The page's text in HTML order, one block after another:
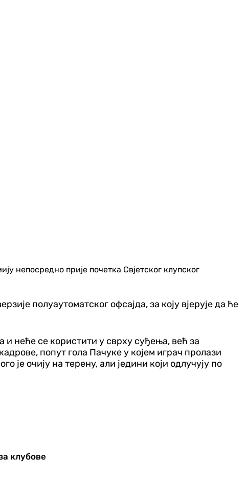
непосредно прије почетка Свјетског клупског
полуаутоматског офсајда, за коју вјерује да ће
и неће се користити у сврху суђења, већ за
попут гола Пачуке у којем играч пролази
је очију на терену, али једини који одлучују по
клубове